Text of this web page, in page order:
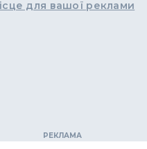
для вашої реклами